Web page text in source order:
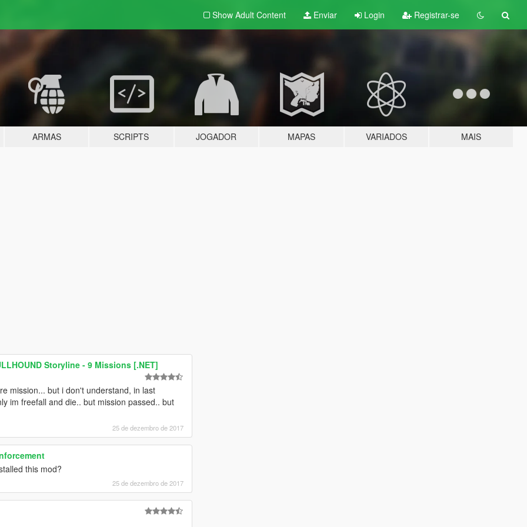
Show Adult Content Enviar Login Registrar-se
ARMAS SCRIPTS JOGADOR MAPAS VARIADOS MAIS
Storyline - 9 Missions [.NET]
mission... but i don't understand, in last
im freefall and die.. but mission passed.. but
25 de dezembro de 2017
this mod?
25 de dezembro de 2017